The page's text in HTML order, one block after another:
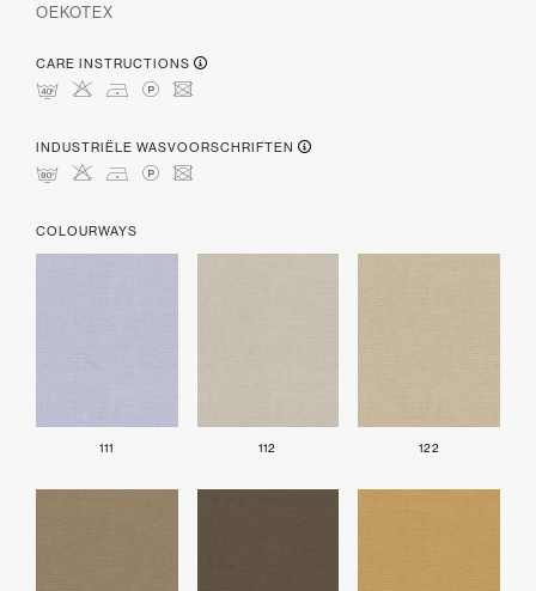
OEKOTEX
CARE INSTRUCTIONS
nHDLU
INDUSTRIËLE WASVOORSCHRIFTEN
pHDLU
COLOURWAYS
111 112 122